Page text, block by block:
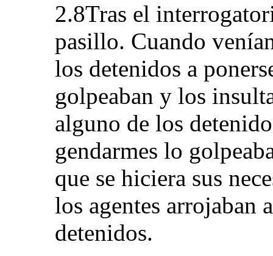
2.8Tras el
pasillo. Cuando
los detenidos a
golpeaban y los
alguno de los
gendarmes lo
que se hiciera sus
los agentes arrojaban
detenidos.